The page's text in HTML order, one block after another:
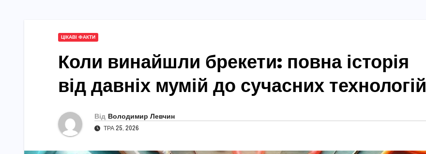
ЦІКАВІ ФАКТИ
Коли винайшли брекети: повна історія
від давніх мумій до сучасних технологій
Від Володимир Левчин
ТРА 25, 2026